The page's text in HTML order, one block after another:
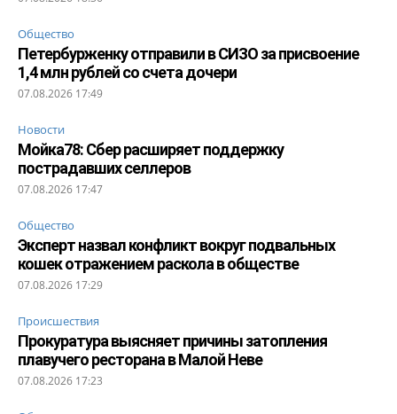
Общество
Петербурженку отправили в СИЗО за присвоение
1,4 млн рублей со счета дочери
07.08.2026 17:49
Новости
Мойка78: Сбер расширяет поддержку
пострадавших селлеров
07.08.2026 17:47
Общество
Эксперт назвал конфликт вокруг подвальных
кошек отражением раскола в обществе
07.08.2026 17:29
Происшествия
Прокуратура выясняет причины затопления
плавучего ресторана в Малой Неве
07.08.2026 17:23